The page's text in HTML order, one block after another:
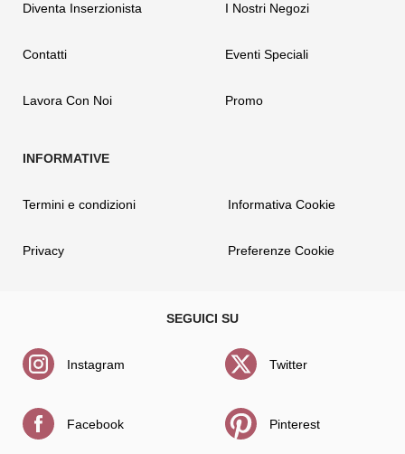
Diventa Inserzionista
Contatti
Lavora Con Noi
I Nostri Negozi
Eventi Speciali
Promo
Termini e condizioni
Privacy
Informativa Cookie
Preferenze Cookie
Instagram
Facebook
Twitter
Pinterest